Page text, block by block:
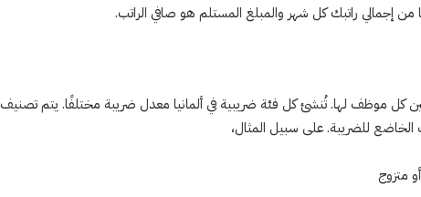
من إجمالي راتبك كل شهر والمبلغ المستلم هو صافي الراتب.
كل موظف لها. تُنشئ كل فئة ضريبية في ألمانيا معدل ضريبة مختلفًا. يتم تصنيف
للضريبة. على سبيل المثال،
متزوج